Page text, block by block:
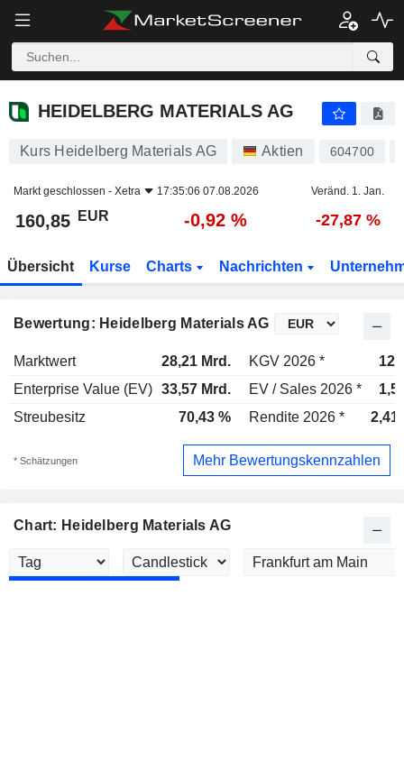
HEIDELBERG MATERIALS AG
Kurs Heidelberg Materials AG Aktien 604700
Markt geschlossen - Xetra 17:35:06 07.08.2026 Veränd. 1. Jan.
160,85 EUR -0,92 % -27,87 %
Übersicht Kurse Charts Nachrichten
Bewertung: Heidelberg Materials AG
Marktwert 28,21 Mrd. KGV 2026 *
Enterprise Value (EV) 33,57 Mrd. EV / Sales 2026 *
Streubesitz
70,43 % Rendite 2026 * 2,41
* Schätzungen Mehr Bewertungskennzahlen
Chart: Heidelberg Materials AG